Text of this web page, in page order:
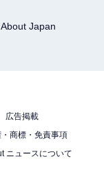
Japan
広告掲載
商標・免責事項
ニュースについて